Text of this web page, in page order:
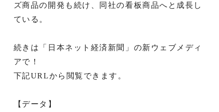
ズ商品の開発も続け、同社の看板商品へと成長し
ている。
続きは「日本ネット経済新聞」の新ウェブメディ
アで！
下記URLから閲覧できます。
【データ】